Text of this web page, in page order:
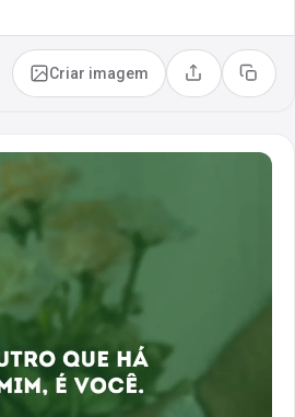
Criar imagem Compartilhar
Copiar